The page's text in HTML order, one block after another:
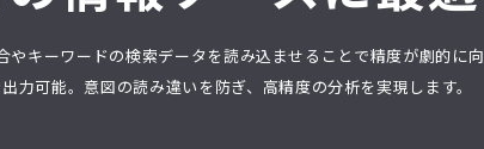
キーワードの検索データを読み込ませることで精度が劇的に
可能。意図の読み違いを防ぎ、高精度の分析を実現します。